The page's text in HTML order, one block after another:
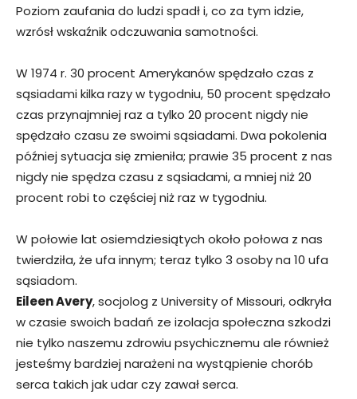
Poziom zaufania do ludzi spadł i, co za tym idzie,
wzrósł wskaźnik odczuwania samotności.
W 1974 r. 30 procent Amerykanów spędzało czas z
sąsiadami kilka razy w tygodniu, 50 procent spędzało
czas przynajmniej raz a tylko 20 procent nigdy nie
spędzało czasu ze swoimi sąsiadami. Dwa pokolenia
później sytuacja się zmieniła; prawie 35 procent z nas
nigdy nie spędza czasu z sąsiadami, a mniej niż 20
procent robi to częściej niż raz w tygodniu.
W połowie lat osiemdziesiątych około połowa z nas
twierdziła, że ufa innym; teraz tylko 3 osoby na 10 ufa
sąsiadom.
Eileen Avery, socjolog z University of Missouri, odkryła
w czasie swoich badań ze izolacja społeczna szkodzi
nie tylko naszemu zdrowiu psychicznemu ale również
jesteśmy bardziej narażeni na wystąpienie chorób
serca takich jak udar czy zawał serca.